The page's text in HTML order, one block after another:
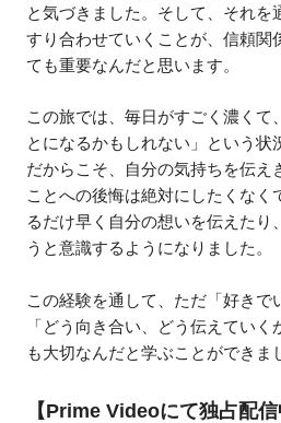
と気づきました。そして、それを
すり合わせていくことが、信頼関
ても重要なんだと思います。
この旅では、毎日がすごく濃くて
とになるかもしれない」という状
だからこそ、自分の気持ちを伝え
ことへの後悔は絶対にしたくなく
るだけ早く自分の想いを伝えたり
うと意識するようになりました。
この経験を通して、ただ「好きで
「どう向き合い、どう伝えてい
も大切なんだと学ぶことができま
【Prime Videoにて独占配